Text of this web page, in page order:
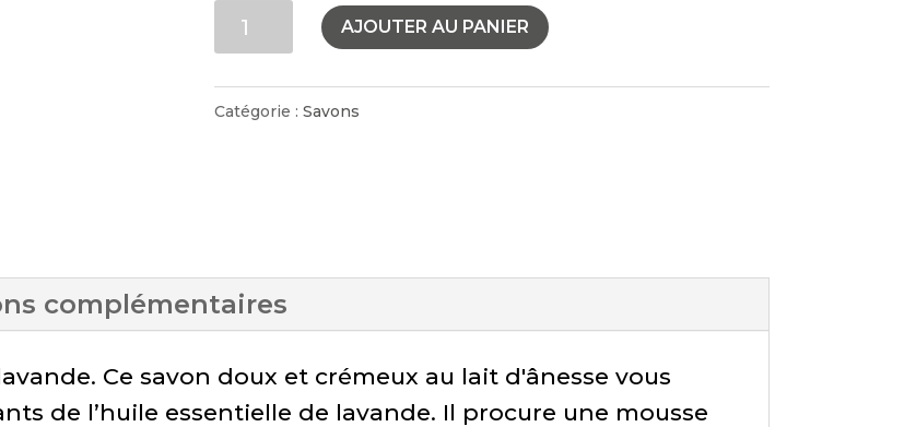
quantité
de
Savon
à
lait
d’ânesse
AJOUTER AU PANIER
Catégorie : Savons
complémentaires
Ce savon doux et crémeux au lait d'ânesse vous
de l’huile essentielle de lavande. Il procure une mousse